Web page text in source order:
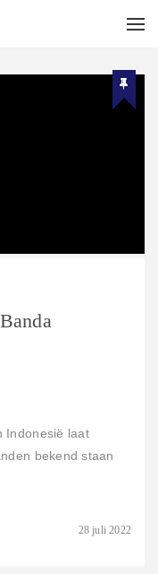
28 juli 2022
Indonesië laat
bekend staan